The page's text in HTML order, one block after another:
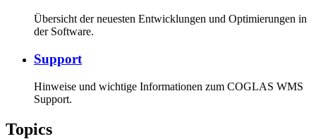
Übersicht der neuesten Entwicklungen und Optimierungen in
der Software.
Support
Hinweise und wichtige Informationen zum COGLAS WMS
Support.
Topics